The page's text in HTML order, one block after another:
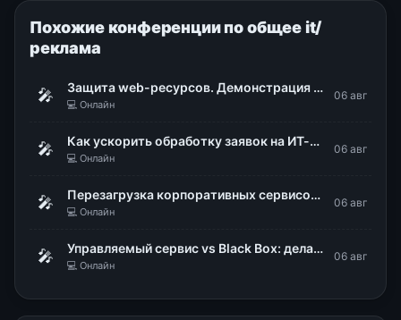
Похожие конференции по общее it/
реклама
🎤 Защита web-ресурсов. Демонстрация WAF Dallas Lock
💻 Онлайн
06 авг
🎤 Как ускорить обработку заявок на ИТ-сервисы в 48 раз
💻 Онлайн
06 авг
🎤 Перезагрузка корпоративных сервисов в «ИНГОРТЕХЕ»
💻 Онлайн
06 авг
🎤 Управляемый сервис vs Black Box: делаем поведение ИИ-агентов предсказуемым
💻 Онлайн
06 авг